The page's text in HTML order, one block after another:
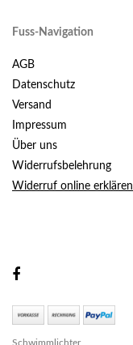
Fuss-Navigation
AGB
Datenschutz
Versand
Impressum
Über uns
Widerrufsbelehrung
Widerruf online erklären
Schwimmlichter